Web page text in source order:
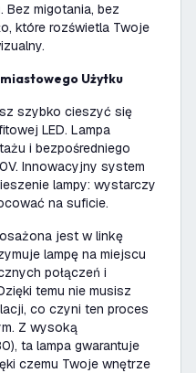
Bez migotania, bez
które rozświetla Twoje
Użytku
szybko cieszyć się
LED. Lampa
i bezpośredniego
Innowacyjny system
lampy: wystarczy
na suficie.
jest w linkę
lampę na miejscu
połączeń i
temu nie musisz
co czyni ten proces
Z wysoką
ta lampa gwarantuje
czemu Twoje wnętrze